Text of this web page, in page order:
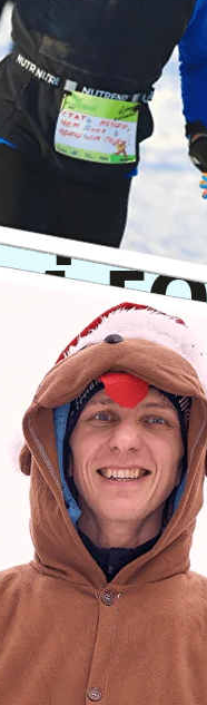
это
людей
и веры в